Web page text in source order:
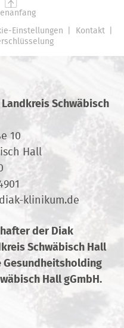
Einstellungen
Kontakt
Schwäbisch
10
Hall
diak-klinikum.de
der Diak
Schwäbisch Hall
Gesundheitsholding
Hall gGmbH.